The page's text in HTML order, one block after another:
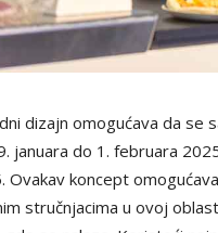
dizajn omogućava da se
januara do 1. februara
Ovakav koncept
stručnjacima u ovoj